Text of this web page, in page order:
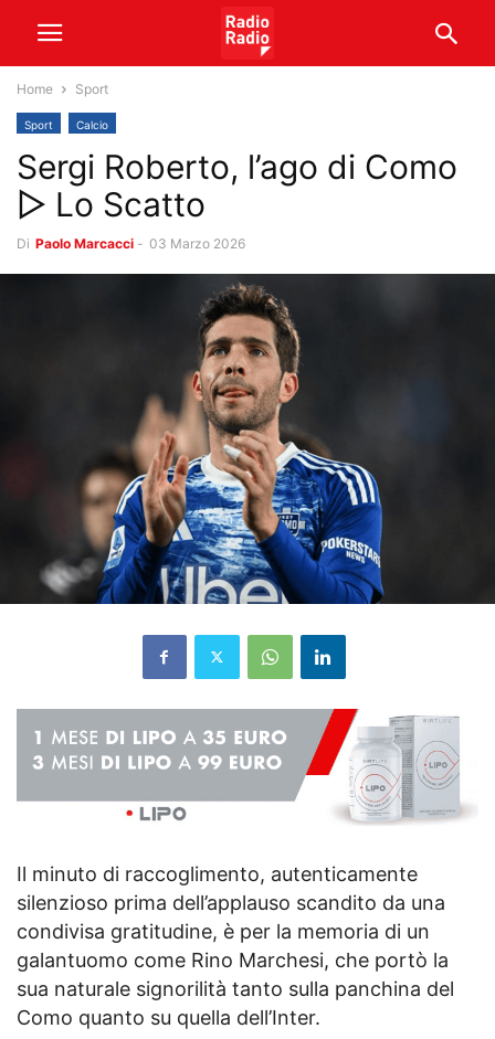
Home Sport
Sport Calcio
Sergi Roberto, l’ago di Como
▷ Lo Scatto
Di Paolo Marcacci - 03 Marzo 2026
Il minuto di raccoglimento, autenticamente
silenzioso prima dell’applauso scandito da una
condivisa gratitudine, è per la memoria di un
galantuomo come Rino Marchesi, che portò la
sua naturale signorilità tanto sulla panchina del
Como quanto su quella dell’Inter.